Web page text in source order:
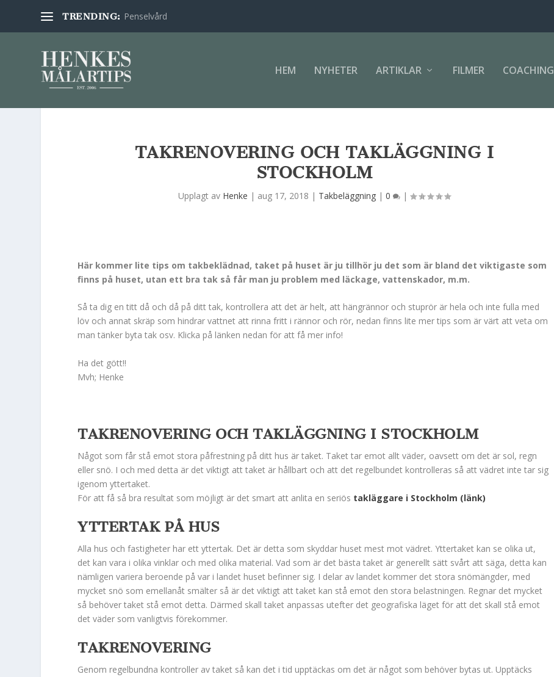
TRENDING: Penselvård
HEM NYHETER ARTIKLAR FILMER COACHING
TAKRENOVERING OCH TAKLÄGGNING I
STOCKHOLM
Upplagt av Henke | aug 17, 2018 | Takbeläggning| 0 |
Här kommer lite tips om takbeklädnad, taket på huset är ju tillhör ju det som är bland det viktigaste som
finns på huset, utan ett bra tak så får man ju problem med läckage, vattenskador, m.m.
Så ta dig en titt då och då på ditt tak, kontrollera att det är helt, att hängrännor och stuprör är hela och inte fulla med
löv och annat skräp som hindrar vattnet att rinna fritt i rännor och rör, nedan finns lite mer tips som är värt att veta om
man tänker byta tak osv. Klicka på länken nedan för att få mer info!
Ha det gött!!
Mvh; Henke
TAKRENOVERING OCH TAKLÄGGNING I STOCKHOLM
Något som får stå emot stora påfrestning på ditt hus är taket. Taket tar emot allt väder, oavsett om det är sol, regn
eller snö. I och med detta är det viktigt att taket är hållbart och att det regelbundet kontrolleras så att vädret inte tar sig
igenom yttertaket.
För att få så bra resultat som möjligt är det smart att anlita en seriös takläggare i Stockholm (länk)
YTTERTAK PÅ HUS
Alla hus och fastigheter har ett yttertak. Det är detta som skyddar huset mest mot vädret. Yttertaket kan se olika ut,
det kan vara i olika vinklar och med olika material. Vad som är det bästa taket är generellt sätt svårt att säga, detta kan
nämligen variera beroende på var i landet huset befinner sig. I delar av landet kommer det stora snömängder, med
mycket snö som emellanåt smälter så är det viktigt att taket kan stå emot den stora belastningen. Regnar det mycket
så behöver taket stå emot detta. Därmed skall taket anpassas utefter det geografiska läget för att det skall stå emot
det väder som vanligtvis förekommer.
TAKRENOVERING
Genom regelbundna kontroller av taket så kan det i tid upptäckas om det är något som behöver bytas ut. Upptäcks